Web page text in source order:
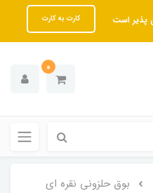
پذیر است کارت به کارت
0
بوق حلزونی نقره ای